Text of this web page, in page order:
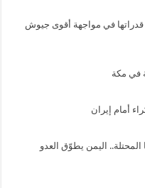
قدراتها في مواجهة أقوى جيوش
أمام إيران
المحتلة.. اليمن يطوّق العدو